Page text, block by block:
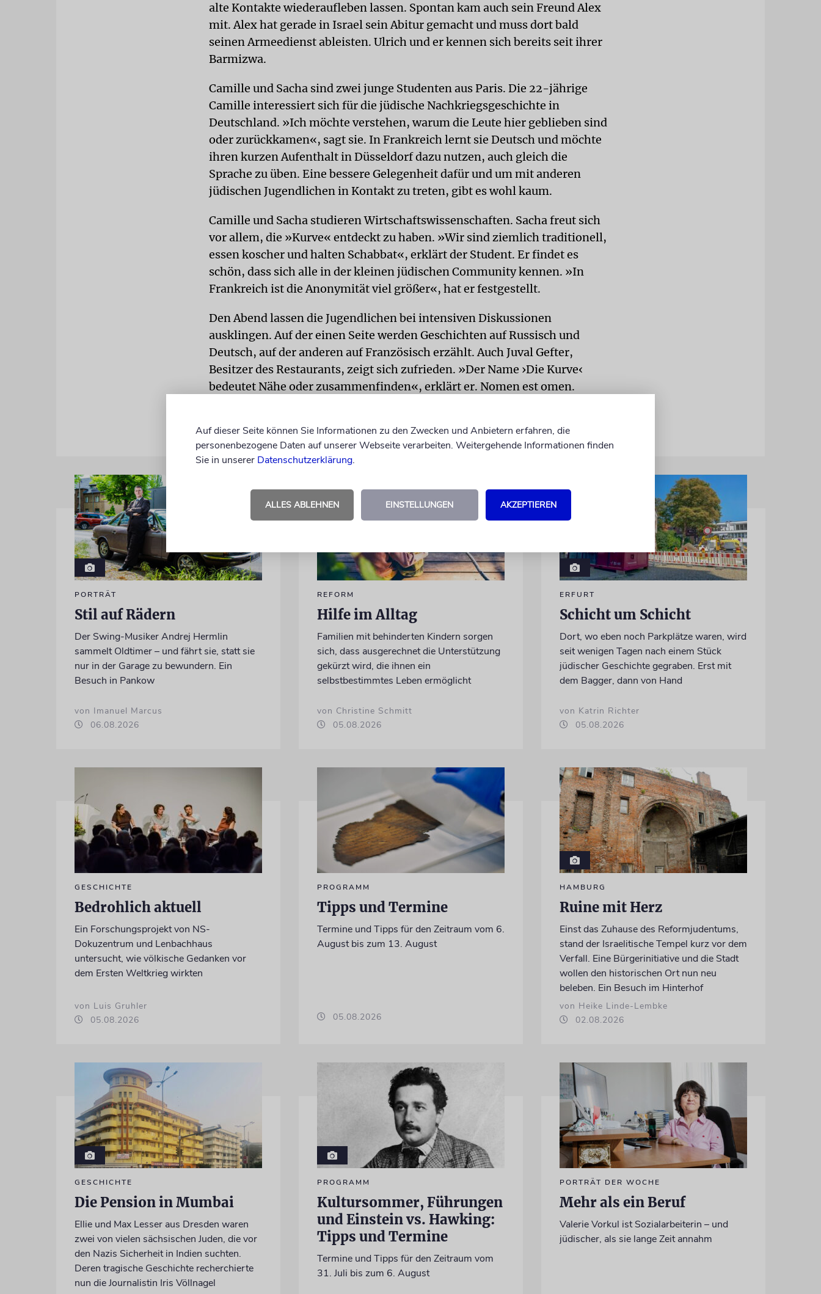
alte Kontakte wiederaufleben lassen. Spontan kam auch sein Freund Alex
mit. Alex hat gerade in Israel sein Abitur gemacht und muss dort bald
seinen Armeedienst ableisten. Ulrich und er kennen sich bereits seit ihrer
Barmizwa.
Camille und Sacha sind zwei junge Studenten aus Paris. Die 22-jährige
Camille interessiert sich für die jüdische Nachkriegsgeschichte in
Deutschland. »Ich möchte verstehen, warum die Leute hier geblieben sind
oder zurückkamen«, sagt sie. In Frankreich lernt sie Deutsch und möchte
ihren kurzen Aufenthalt in Düsseldorf dazu nutzen, auch gleich die
Sprache zu üben. Eine bessere Gelegenheit dafür und um mit anderen
jüdischen Jugendlichen in Kontakt zu treten, gibt es wohl kaum.
Camille und Sacha studieren Wirtschaftswissenschaften. Sacha freut sich
vor allem, die »Kurve« entdeckt zu haben. »Wir sind ziemlich traditionell,
essen koscher und halten Schabbat«, erklärt der Student. Er findet es
schön, dass sich alle in der kleinen jüdischen Community kennen. »In
Frankreich ist die Anonymität viel größer«, hat er festgestellt.
Den Abend lassen die Jugendlichen bei intensiven Diskussionen
ausklingen. Auf der einen Seite werden Geschichten auf Russisch und
Deutsch, auf der anderen auf Französisch erzählt. Auch Juval Gefter,
Besitzer des Restaurants, zeigt sich zufrieden. »Der Name ›Die Kurve‹
bedeutet Nähe oder zusammenfinden«, erklärt er. Nomen est omen.
PORTRÄT
Stil auf Rädern
Der Swing-Musiker Andrej Hermlin
sammelt Oldtimer – und fährt sie, statt sie
nur in der Garage zu bewundern. Ein
Besuch in Pankow
von Imanuel Marcus
06.08.2026
REFORM
Hilfe im Alltag
Familien mit behinderten Kindern sorgen
sich, dass ausgerechnet die Unterstützung
gekürzt wird, die ihnen ein
selbstbestimmtes Leben ermöglicht
von Christine Schmitt
05.08.2026
ERFURT
Schicht um Schicht
Dort, wo eben noch Parkplätze waren, wird
seit wenigen Tagen nach einem Stück
jüdischer Geschichte gegraben. Erst mit
dem Bagger, dann von Hand
von Katrin Richter
05.08.2026
GESCHICHTE
Bedrohlich aktuell
Ein Forschungsprojekt von NS-
Dokuzentrum und Lenbachhaus
untersucht, wie völkische Gedanken vor
dem Ersten Weltkrieg wirkten
von Luis Gruhler
05.08.2026
PROGRAMM
Tipps und Termine
Termine und Tipps für den Zeitraum vom 6.
August bis zum 13. August
05.08.2026
HAMBURG
Ruine mit Herz
Einst das Zuhause des Reformjudentums,
stand der Israelitische Tempel kurz vor dem
Verfall. Eine Bürgerinitiative und die Stadt
wollen den historischen Ort nun neu
beleben. Ein Besuch im Hinterhof
von Heike Linde-Lembke
02.08.2026
GESCHICHTE
Die Pension in Mumbai
Ellie und Max Lesser aus Dresden waren
zwei von vielen sächsischen Juden, die vor
den Nazis Sicherheit in Indien suchten.
Deren tragische Geschichte recherchierte
nun die Journalistin Iris Völlnagel
PROGRAMM
Kultursommer, Führungen
und Einstein vs. Hawking:
Tipps und Termine
Termine und Tipps für den Zeitraum vom
31. Juli bis zum 6. August
PORTRÄT DER WOCHE
Mehr als ein Beruf
Valerie Vorkul ist Sozialarbeiterin – und
jüdischer, als sie lange Zeit annahm
Auf dieser Seite können Sie Informationen zu den Zwecken und Anbietern erfahren, die
personenbezogene Daten auf unserer Webseite verarbeiten. Weitergehende Informationen finden
Sie in unserer Datenschutzerklärung.
ALLES ABLEHNEN EINSTELLUNGEN AKZEPTIEREN